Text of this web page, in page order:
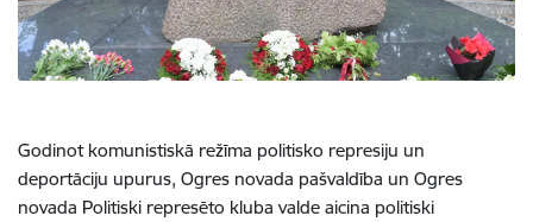
Godinot komunistiskā režīma politisko represiju un
deportāciju upurus, Ogres novada pašvaldība un Ogres
novada Politiski represēto kluba valde aicina politiski